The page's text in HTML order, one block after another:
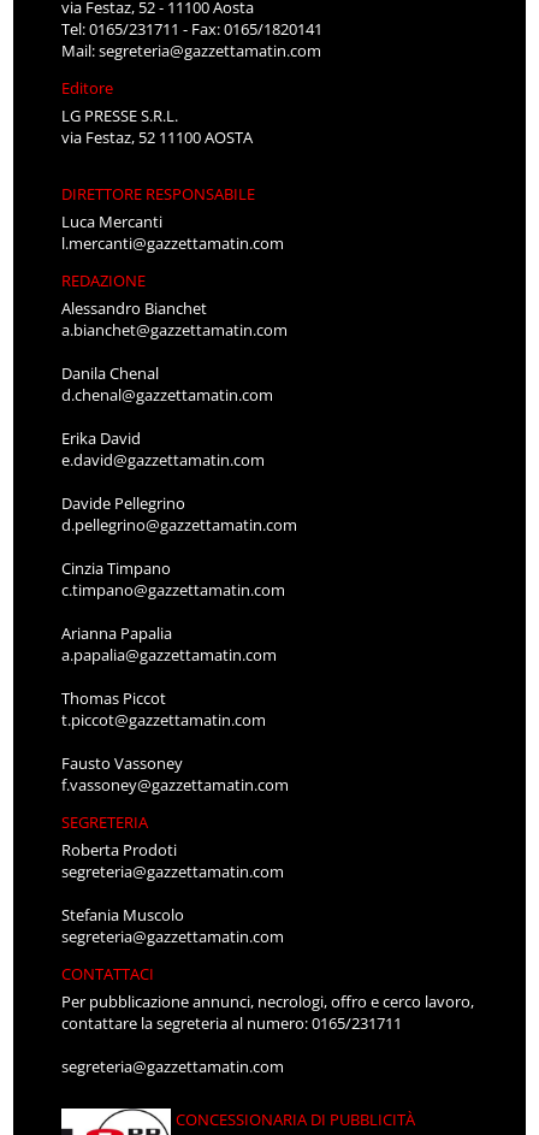
via Festaz, 52 - 11100 Aosta
Tel: 0165/231711 - Fax: 0165/1820141
Mail:segreteria@gazzettamatin.com
Editore
LG PRESSE S.R.L.
via Festaz, 52 11100 AOSTA
DIRETTORE RESPONSABILE
Luca Mercanti
l.mercanti@gazzettamatin.com
REDAZIONE
Alessandro Bianchet
a.bianchet@gazzettamatin.com
Danila Chenal
d.chenal@gazzettamatin.com
Erika David
e.david@gazzettamatin.com
Davide Pellegrino
d.pellegrino@gazzettamatin.com
Cinzia Timpano
c.timpano@gazzettamatin.com
Arianna Papalia
a.papalia@gazzettamatin.com
Thomas Piccot
t.piccot@gazzettamatin.com
Fausto Vassoney
f.vassoney@gazzettamatin.com
SEGRETERIA
Roberta Prodoti
segreteria@gazzettamatin.com
Stefania Muscolo
segreteria@gazzettamatin.com
CONTATTACI
Per pubblicazione annunci, necrologi, offro e cerco lavoro,
contattare la segreteria al numero: 0165/231711
segreteria@gazzettamatin.com
CONCESSIONARIA DI PUBBLICITÀ